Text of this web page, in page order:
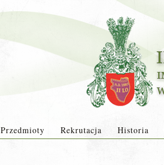
Przedmioty Rekrutacja Historia